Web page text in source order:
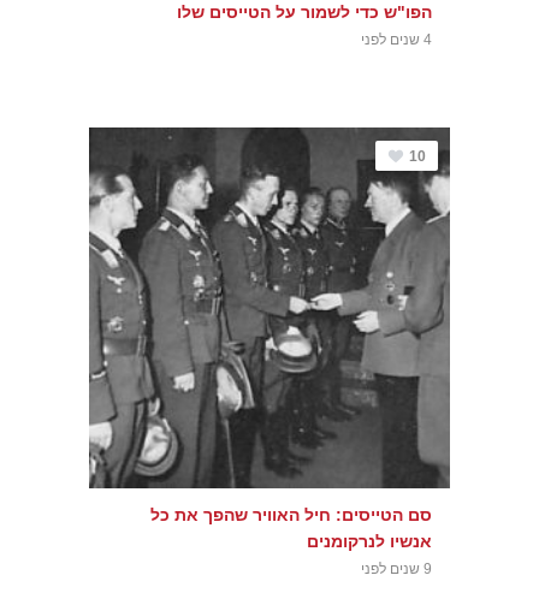
הפו"ש כדי לשמור על הטייסים שלו
4 שנים לפני
10
סם הטייסים: חיל האוויר שהפך את כל
אנשיו לנרקומנים
9 שנים לפני